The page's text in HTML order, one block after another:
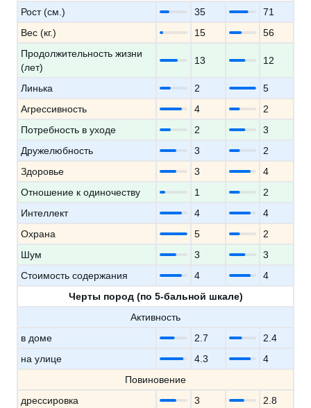
Рост (см.)
35
71
Вес (кг.)
15
56
Продолжительность жизни
(лет)
13 12
Линька 2
5
Агрессивность
4
2
Потребность в уходе
2
3
Дружелюбность
3
2
Здоровье
3
4
Отношение к одиночеству
1
2
Интеллект
4
4
Охрана
5
2
Шум
3
3
Стоимость содержания
4
4
Черты пород (по 5-бальной шкале)
Активность
в доме
2.7
2.4
на улице
4.3
4
Повиновение
дрессировка
3
2.8